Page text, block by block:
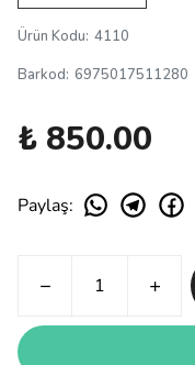
Ürün Kodu: 4110
Barkod: 6975017511280
₺ 850.00
Paylaş: